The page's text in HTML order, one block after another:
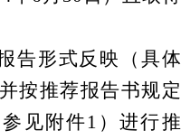
告形式反映（具体
按推荐报告书规定
见附件1）进行推